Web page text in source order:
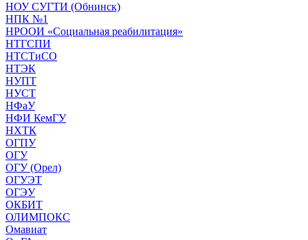
НОУ СУГТИ (Обнинск)
НПК №1
НРООИ «Социальная реабилитация»
НТГСПИ
НТСТиСО
НТЭК
НУПТ
НУСТ
НФаУ
НФИ КемГУ
НХТК
ОГПУ
ОГУ
ОГУ (Орел)
ОГУЭТ
ОГЭУ
ОКБИТ
ОЛИМПОКС
Омавиат